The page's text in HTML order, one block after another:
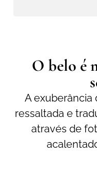
O belo é
A exuberância
ressaltada e
através de